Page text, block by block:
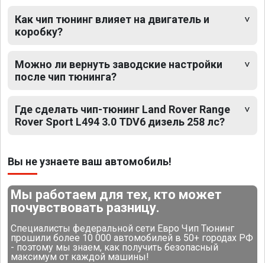
Как чип тюнинг влияет на двигатель и
коробку?
Можно ли вернуть заводские настройки
после чип тюнинга?
Где сделать чип-тюнинг Land Rover Range
Rover Sport L494 3.0 TDV6 дизель 258 лс?
Вы не узнаете ваш автомобиль!
Мы работаем для тех, кто может
почувствовать разницу.
Специалисты федеральной сети Евро Чип Тюнинг
прошили более 10 000 автомобилей в 50+ городах РФ
- поэтому мы знаем, как получить безопасный
максимум от каждой машины!